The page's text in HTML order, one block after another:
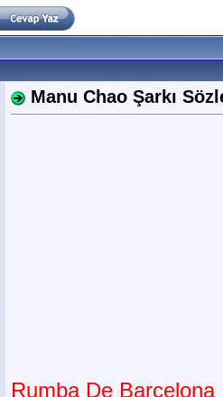
Manu Chao Şarkı
Rumba De Barcelona